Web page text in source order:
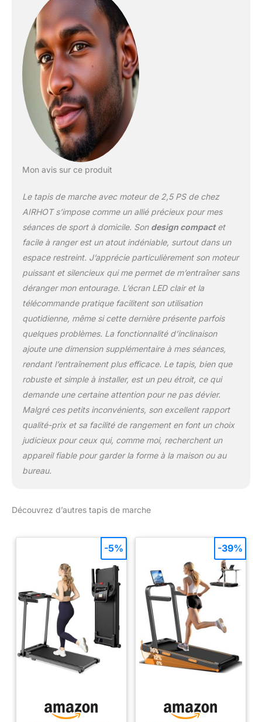
Mon avis sur ce produit
Le tapis de marche avec moteur de 2,5 PS de chez
AIRHOT s’impose comme un allié précieux pour mes
séances de sport à domicile. Son design compactet
facile à ranger est un atout indéniable, surtout dans un
espace restreint. J’apprécie particulièrement son moteur
puissant et silencieux qui me permet de m’entraîner sans
déranger mon entourage. L’écran LED clair et la
télécommande pratique facilitent son utilisation
quotidienne, même si cette dernière présente parfois
quelques problèmes. La fonctionnalité d’inclinaison
ajoute une dimension supplémentaire à mes séances,
rendant l’entraînement plus efficace. Le tapis, bien que
robuste et simple à installer, est un peu étroit, ce qui
demande une certaine attention pour ne pas dévier.
Malgré ces petits inconvénients, son excellent rapport
qualité-prix et sa facilité de rangement en font un choix
judicieux pour ceux qui, comme moi, recherchent un
appareil fiable pour garder la forme à la maison ou au
bureau.
Découvrez d’autres tapis de marche
-5% -39%